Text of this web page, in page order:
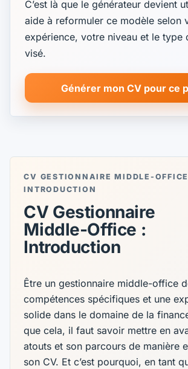
C’est là que le générateur devient
aide à reformuler ce modèle selon
expérience, votre niveau et le type
visé.
Générer mon CV pour ce
CV GESTIONNAIRE MIDDLE-
INTRODUCTION
CV Gestionnaire
Middle-Office :
Introduction
Être un gestionnaire middle-office
compétences spécifiques et une
solide dans le domaine de la
que cela, il faut savoir mettre en
atouts et son parcours de manière
son CV. Et c’est pourquoi, en tant